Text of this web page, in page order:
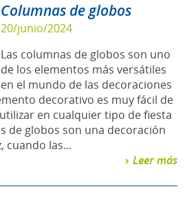
Columnas de globos
20/junio/2024
Las columnas de globos son uno
de los elementos más versátiles
en el mundo de las decoraciones
decorativo es muy fácil de
en cualquier tipo de fiesta
de globos son una decoración
cuando las...
Leer más